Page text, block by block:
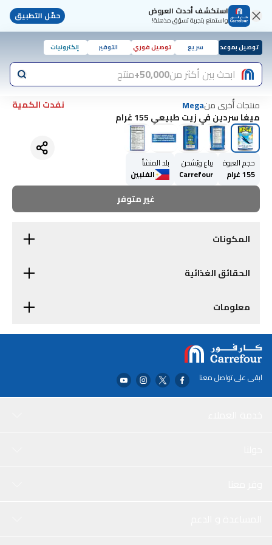
استكشف أحدث العروض
واستمتع بتجربة تسوّق مذهلة! حمّل التطبيق
توصيل بموعد سريع توصيل فوري التوفير إلكترونيات
ابحث بين أكثر من50,000+ منتج
منتجات أُخرى منMega
نفدت الكمية
ميغا سردين في زيت طبيعي 155 غرام
حجم العبوة
155 غرام
يباع ويُشحن
Carrefour
بلد المنشأ
الفلبين
غير متوفر
المكونات
الحقائق الغذائية
معلومات
ابقى على تواصل معنا